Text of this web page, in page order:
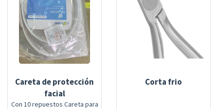
Careta de protección
facial
Con 10 repuestos Careta para
Corta frio